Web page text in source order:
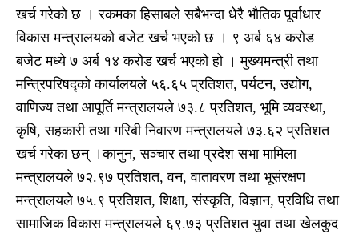
खर्च गरेको छ । रकमका हिसाबले सबैभन्दा धेरै भौतिक पूर्वाधार
विकास मन्त्रालयको बजेट खर्च भएको छ । ९ अर्ब ६४ करोड
बजेट मध्ये ७ अर्ब १४ करोड खर्च भएको हो । मुख्यमन्त्री तथा
मन्त्रिपरिषद्को कार्यालयले ५६.६५ प्रतिशत, पर्यटन, उद्योग,
वाणिज्य तथा आपूर्ति मन्त्रालयले ७३.८ प्रतिशत, भूमि व्यवस्था,
कृषि, सहकारी तथा गरिबी निवारण मन्त्रालयले ७३.६२ प्रतिशत
खर्च गरेका छन् ।कानुन, सञ्चार तथा प्रदेश सभा मामिला
मन्त्रालयले ७२.९७ प्रतिशत, वन, वातावरण तथा भूसंरक्षण
मन्त्रालयले ७५.९ प्रतिशत, शिक्षा, संस्कृति, विज्ञान, प्रविधि तथा
सामाजिक विकास मन्त्रालयले ६९.७३ प्रतिशत युवा तथा खेलकुद